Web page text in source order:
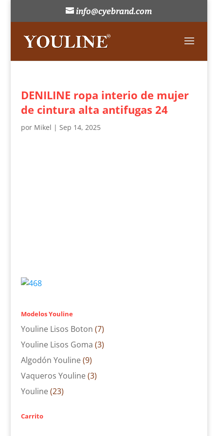
info@cyebrand.com
DENILINE ropa interio de mujer
de cintura alta antifugas 24
por Mikel | Sep 14, 2025
Modelos Youline
Youline Lisos Boton (7)
Youline Lisos Goma (3)
Algodón Youline (9)
Vaqueros Youline (3)
Youline (23)
Carrito